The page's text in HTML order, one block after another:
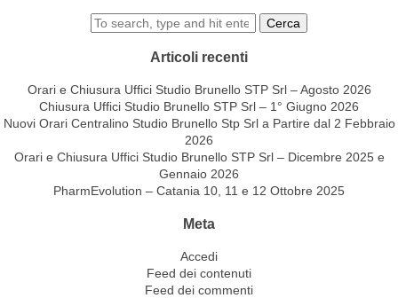
Cerca
Articoli recenti
Orari e Chiusura Uffici Studio Brunello STP Srl – Agosto 2026
Chiusura Uffici Studio Brunello STP Srl – 1° Giugno 2026
Nuovi Orari Centralino Studio Brunello Stp Srl a Partire dal 2 Febbraio
2026
Orari e Chiusura Uffici Studio Brunello STP Srl – Dicembre 2025 e
Gennaio 2026
PharmEvolution – Catania 10, 11 e 12 Ottobre 2025
Meta
Accedi
Feed dei contenuti
Feed dei commenti